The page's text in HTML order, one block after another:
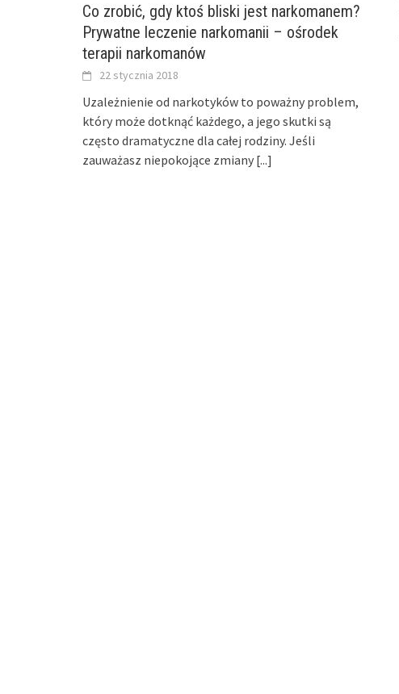
Co zrobić, gdy ktoś bliski jest narkomanem?
Prywatne leczenie narkomanii – ośrodek
terapii narkomanów
22 stycznia 2018
Uzależnienie od narkotyków to poważny problem,
który może dotknąć każdego, a jego skutki są
często dramatyczne dla całej rodziny. Jeśli
zauważasz niepokojące zmiany [...]